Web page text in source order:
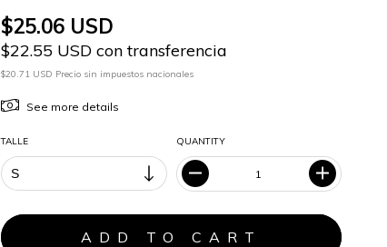
$25.06 USD
$22.55 USD con transferencia
$20.71 USD Precio sin impuestos nacionales
See more details
TALLE QUANTITY